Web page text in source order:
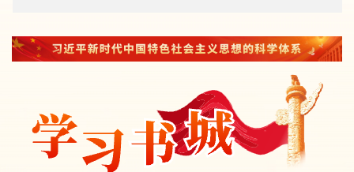
教育管理，持之以恒纠治“四风”，一体推进纪律教育、
和践行正确政绩观，打造忠诚干净担当的发改干部队
伍，纵深推进全面从严治党，涵养风清气正的机关政治
生态。 委党组成员围绕学习习近平党建思想作交流
研讨。 委党组成员、厅级领导，委总规划师，驻委